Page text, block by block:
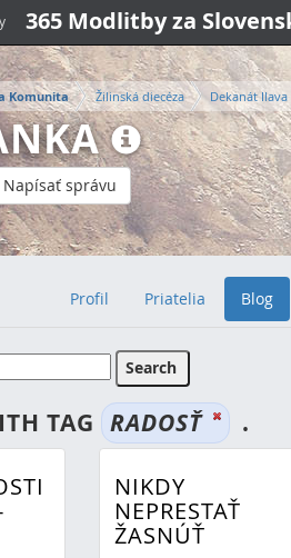
365 Modlitby za
Komunita Žilinská diecéza Dekanát Ilava
Napísať správu
Profil Priatelia Blog
TAG RADOSŤ .
NIKDY
NEPRESTAŤ
ŽASNÚŤ